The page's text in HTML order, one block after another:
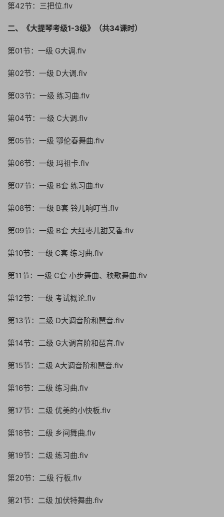
第42节：三把位.flv
二、《大提琴考级1-3级》（共34课时）
第01节：一级 G大调.flv
第02节：一级 D大调.flv
第03节：一级 练习曲.flv
第04节：一级 C大调.flv
第05节：一级 鄂伦春舞曲.flv
第06节：一级 玛祖卡.flv
第07节：一级 B套 练习曲.flv
第08节：一级 B套 铃儿响叮当.flv
第09节：一级 B套 大红枣儿甜又香.flv
第10节：一级 C套 练习曲.flv
第11节：一级 C套 小步舞曲、秧歌舞曲.flv
第12节：一级 考试概论.flv
第13节：二级 D大调音阶和琶音.flv
第14节：二级 G大调音阶和琶音.flv
第15节：二级 A大调音阶和琶音.flv
第16节：二级 练习曲.flv
第17节：二级 优美的小快板.flv
第18节：二级 乡间舞曲.flv
第19节：二级 练习曲.flv
第20节：二级 行板.flv
第21节：二级 加伏特舞曲.flv